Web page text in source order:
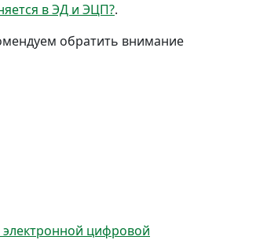
в ЭД и ЭЦП?.
обратить внимание
цифровой